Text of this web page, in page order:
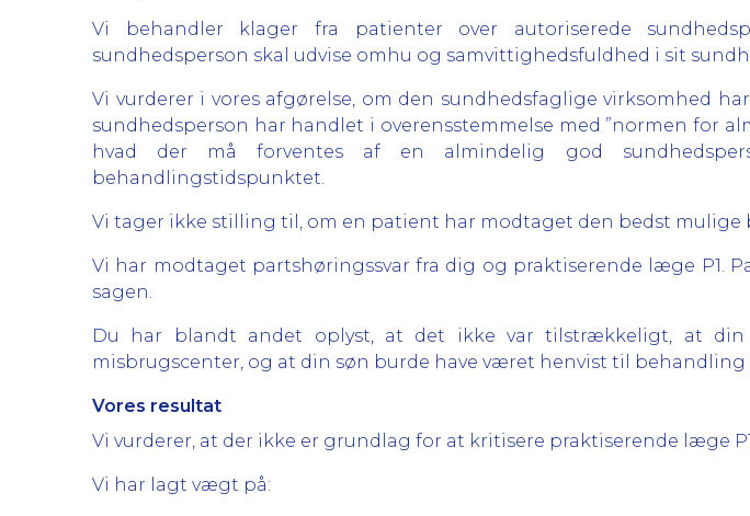
Vi behandler klager fra patienter over autoriserede
sundhedsperson skal udvise omhu og samvittighedsfuldhed i sit
Vi vurderer i vores afgørelse, om den sundhedsfaglige virksomhed
sundhedsperson har handlet i overensstemmelse med ”normen for
hvad der må forventes af en almindelig god
behandlingstidspunktet.
Vi tager ikke stilling til, om en patient har modtaget den bedst mulige
Vi har modtaget partshøringssvar fra dig og praktiserende læge P1.
sagen.
Du har blandt andet oplyst, at det ikke var tilstrækkeligt, at
misbrugscenter, og at din søn burde have været henvist til
Vores resultat
Vi vurderer, at der ikke er grundlag for at kritisere praktiserende læge
Vi har lagt vægt på: